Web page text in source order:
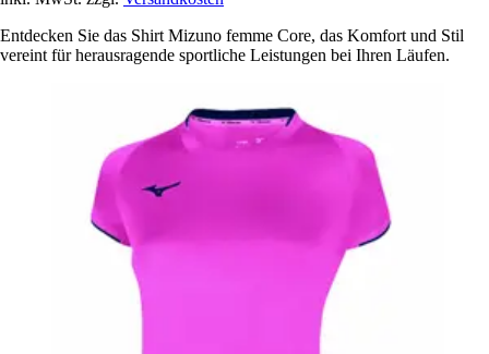
Entdecken Sie das Shirt Mizuno femme Core, das Komfort und Stil
vereint für herausragende sportliche Leistungen bei Ihren Läufen.